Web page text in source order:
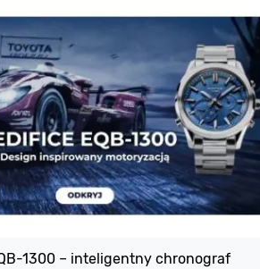
1300 – inteligentny chronograf